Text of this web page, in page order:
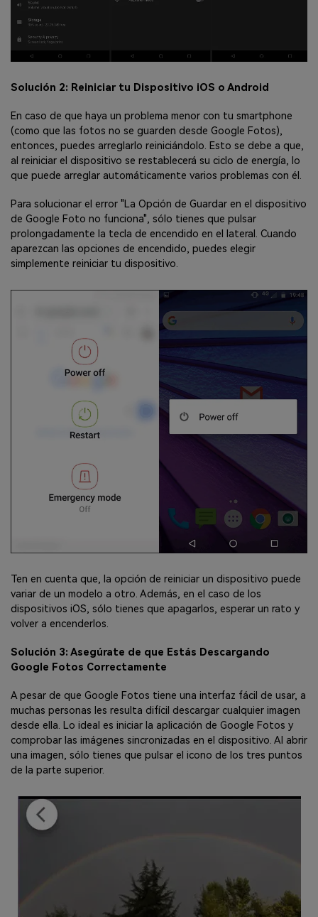
Solución 2: Reiniciar tu Dispositivo iOS o Android
En caso de que haya un problema menor con tu smartphone
(como que las fotos no se guarden desde Google Fotos),
entonces, puedes arreglarlo reiniciándolo. Esto se debe a que,
al reiniciar el dispositivo se restablecerá su ciclo de energía, lo
que puede arreglar automáticamente varios problemas con él.
Para solucionar el error "La Opción de Guardar en el dispositivo
de Google Foto no funciona", sólo tienes que pulsar
prolongadamente la tecla de encendido en el lateral. Cuando
aparezcan las opciones de encendido, puedes elegir
simplemente reiniciar tu dispositivo.
Ten en cuenta que, la opción de reiniciar un dispositivo puede
variar de un modelo a otro. Además, en el caso de los
dispositivos iOS, sólo tienes que apagarlos, esperar un rato y
volver a encenderlos.
Solución 3: Asegúrate de que Estás Descargando
Google Fotos Correctamente
A pesar de que Google Fotos tiene una interfaz fácil de usar, a
muchas personas les resulta difícil descargar cualquier imagen
desde ella. Lo ideal es iniciar la aplicación de Google Fotos y
comprobar las imágenes sincronizadas en el dispositivo. Al abrir
una imagen, sólo tienes que pulsar el icono de los tres puntos
de la parte superior.